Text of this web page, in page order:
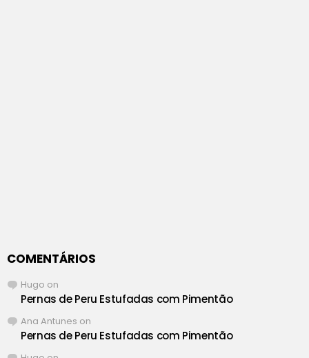
COMENTÁRIOS
Hugo on
Pernas de Peru Estufadas com Pimentão
Ana Antunes on
Pernas de Peru Estufadas com Pimentão